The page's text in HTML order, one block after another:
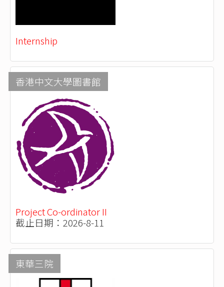
Internship
香港中文大學圖書館
Project Co-ordinator II
截止日期：2026-8-11
東華三院